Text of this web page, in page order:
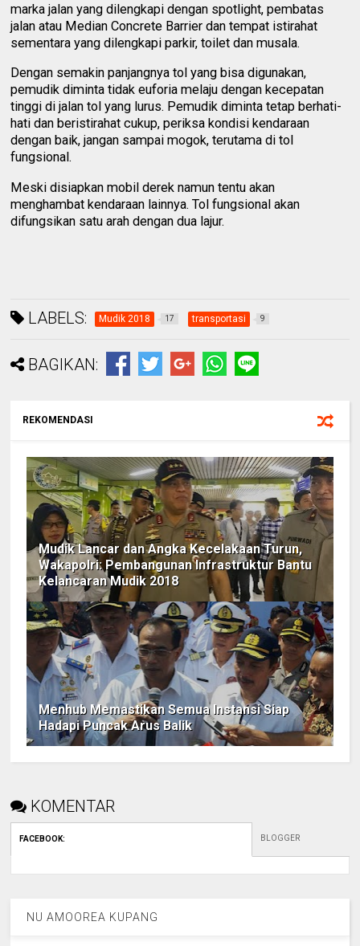
marka jalan yang dilengkapi dengan spotlight, pembatas
jalan atau Median Concrete Barrier dan tempat istirahat
sementara yang dilengkapi parkir, toilet dan musala.
Dengan semakin panjangnya tol yang bisa digunakan,
pemudik diminta tidak euforia melaju dengan kecepatan
tinggi di jalan tol yang lurus. Pemudik diminta tetap berhati-
hati dan beristirahat cukup, periksa kondisi kendaraan
dengan baik, jangan sampai mogok, terutama di tol
fungsional.
Meski disiapkan mobil derek namun tentu akan
menghambat kendaraan lainnya. Tol fungsional akan
difungsikan satu arah dengan dua lajur.
LABELS: Mudik 2018 17 transportasi 9
BAGIKAN:
REKOMENDASI
Mudik Lancar dan Angka Kecelakaan Turun,
Wakapolri: Pembangunan Infrastruktur Bantu
Kelancaran Mudik 2018
Menhub Memastikan Semua Instansi Siap
Hadapi Puncak Arus Balik
KOMENTAR
FACEBOOK: BLOGGER
NU AMOOREA KUPANG